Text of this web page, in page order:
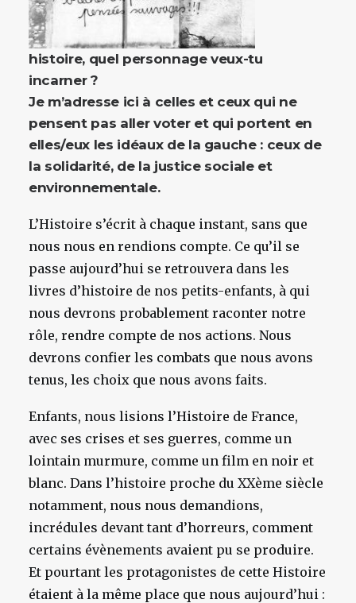
histoire, quel personnage veux-tu
incarner ?
Je m’adresse ici à celles et ceux qui ne
pensent pas aller voter et qui portent en
elles/eux les idéaux de la gauche : ceux de
la solidarité, de la justice sociale et
environnementale.
L’Histoire s’écrit à chaque instant, sans que
nous nous en rendions compte. Ce qu’il se
passe aujourd’hui se retrouvera dans les
livres d’histoire de nos petits-enfants, à qui
nous devrons probablement raconter notre
rôle, rendre compte de nos actions. Nous
devrons confier les combats que nous avons
tenus, les choix que nous avons faits.
Enfants, nous lisions l’Histoire de France,
avec ses crises et ses guerres, comme un
lointain murmure, comme un film en noir et
blanc. Dans l’histoire proche du XXème siècle
notamment, nous nous demandions,
incrédules devant tant d’horreurs, comment
certains évènements avaient pu se produire.
Et pourtant les protagonistes de cette Histoire
étaient à la même place que nous aujourd’hui :